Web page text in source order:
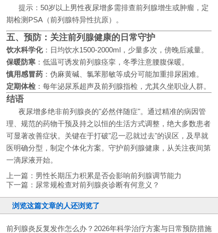
提示：50岁以上男性夜尿增多需排查前列腺增生或肿瘤，定
期检测PSA（前列腺特异性抗原）。
五、预防：关注前列腺健康的日常守护
饮水科学化：日均饮水1500-2000ml，少量多次，傍晚后减量。
保暖防寒：低温可诱发前列腺痉挛，冬季注意腰腹保暖。
慎用感冒药：伪麻黄碱、氯苯那敏等成分可能加重排尿困难。
定期体检：每年泌尿系超声及前列腺指检，尤其久坐职业人群。
结语
夜尿增多绝非前列腺炎的"必然伴随症"。通过精准的病因管
理、规范的药物干预及持之以恒的生活方式调整，绝大多数患者
可显著改善症状。关键在于打破"忍一忍就过去"的误区，及早就
医明确分型，制定个体化方案。守护前列腺健康，从关注夜间第
一滴尿液开始。
上一篇： 男性长期压力积累是否会影响前列腺调节能力
下一篇： 尿常规检查对前列腺炎诊断有何意义？
浏览这篇文章的人还浏览了
前列腺炎反复发作怎么办？2026年科学治疗方案与日常预防措施